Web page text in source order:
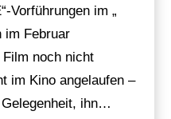
Vorführungen im „
im Februar
noch nicht
im Kino angelaufen –
ihn…